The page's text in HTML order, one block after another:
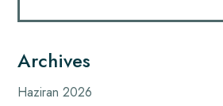
Archives
Haziran 2026